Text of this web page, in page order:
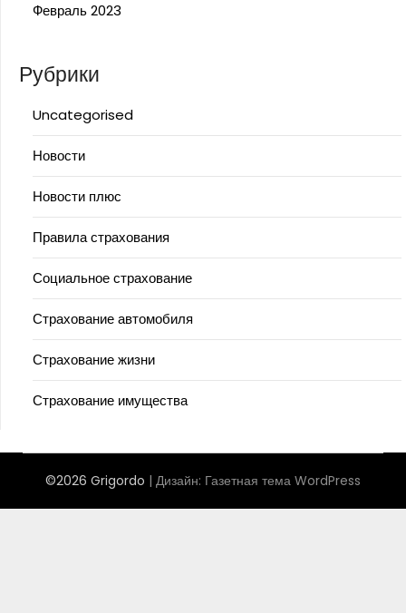
Февраль 2023
Рубрики
Uncategorised
Новости
Новости плюс
Правила страхования
Социальное страхование
Страхование автомобиля
Страхование жизни
Страхование имущества
©2026 Grigordo | Дизайн: Газетная тема WordPress